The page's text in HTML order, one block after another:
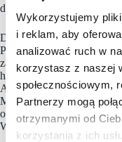
Wykorzystujemy
i reklam, aby
analizować ruch w
korzystasz z naszej
społecznościowym,
Partnerzy mogą
otrzymanymi od
korzystania z ich
dopasowane do ich
Do największych
Posnania w Poznaniu i
zarządza obecnie ponad
handlowych
Apsys prowadzi także
Mieszkania przy
oraz Ogrody
Wrocławia.